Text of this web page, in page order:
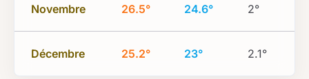
Novembre 26.5° 24.6° 2°
Décembre 25.2° 23° 2.1°